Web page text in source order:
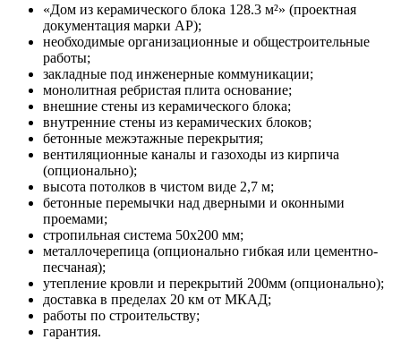
«Дом из керамического блока 128.3 м²» (проектная
документация марки АР);
необходимые организационные и общестроительные
работы;
закладные под инженерные коммуникации;
монолитная ребристая плита основание;
внешние стены из керамического блока;
внутренние стены из керамических блоков;
бетонные межэтажные перекрытия;
вентиляционные каналы и газоходы из кирпича
(опционально);
высота потолков в чистом виде 2,7 м;
бетонные перемычки над дверными и оконными
проемами;
стропильная система 50х200 мм;
металлочерепица (опционально гибкая или цементно-
песчаная);
утепление кровли и перекрытий 200мм (опционально);
доставка в пределах 20 км от МКАД;
работы по строительству;
гарантия.